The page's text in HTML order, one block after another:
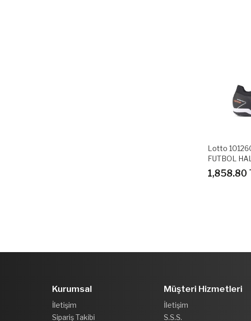
Lotto
FUTBOL
1,858.80
Kurumsal
İletişim
Sipariş Takibi
Müşteri Hizmetleri
İletişim
S.S.S.